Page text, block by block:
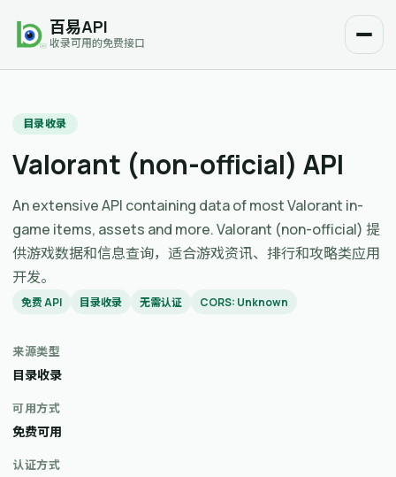
百易API
收录可用的免费接口
目录收录
Valorant (non-official) API
An extensive API containing data of most Valorant in-
game items, assets and more. Valorant (non-official) 提
供游戏数据和信息查询，适合游戏资讯、排行和攻略类应用
开发。
免费 API 目录收录 无需认证 CORS: Unknown
来源类型
目录收录
可用方式
免费可用
认证方式